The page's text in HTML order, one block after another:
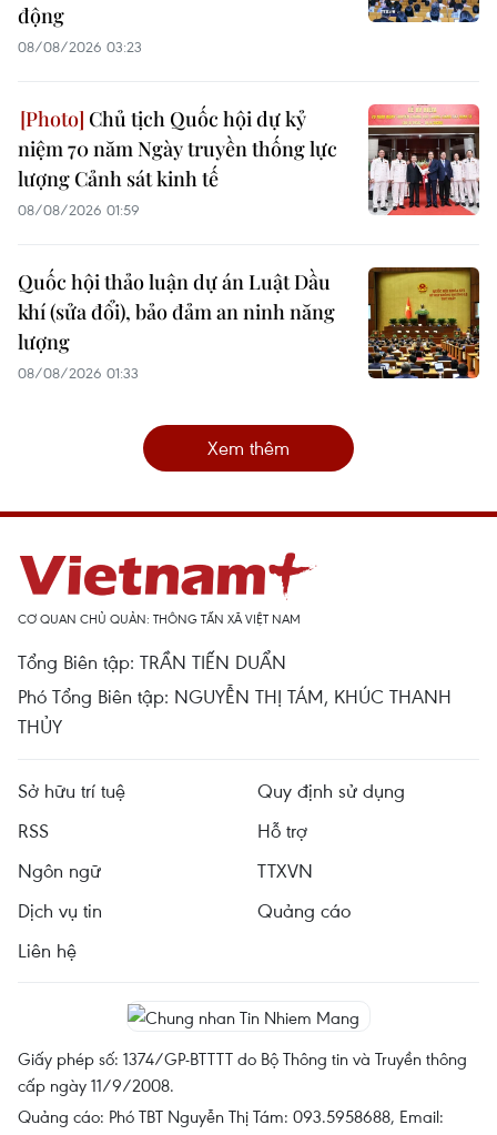
động
08/08/2026 03:23
Chủ tịch Quốc hội dự kỷ
niệm 70 năm Ngày truyền thống lực
lượng Cảnh sát kinh tế
08/08/2026 01:59
Quốc hội thảo luận dự án Luật Dầu
khí (sửa đổi), bảo đảm an ninh năng
lượng
08/08/2026 01:33
Xem thêm
CƠ QUAN CHỦ QUẢN: THÔNG TẤN XÃ VIỆT NAM
Tổng Biên tập: TRẦN TIẾN DUẨN
Phó Tổng Biên tập: NGUYỄN THỊ TÁM, KHÚC THANH
THỦY
Sở hữu trí tuệ
Quy định sử dụng
RSS
Hỗ trợ
Ngôn ngữ
TTXVN
Dịch vụ tin
Quảng cáo
Liên hệ
Giấy phép số: 1374/GP-BTTTT do Bộ Thông tin và Truyền thông
cấp ngày 11/9/2008.
Quảng cáo: Phó TBT Nguyễn Thị Tám: 093.5958688, Email: